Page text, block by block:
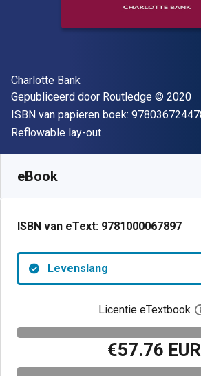
Auteur(s)
Charlotte Bank
Uitgever
Gepubliceerd door Routledge Copyright
© 2020
ISBN van papieren boek:
Indeling
Reflowable lay-out
eBook
ISBN van eText: 9781000067897
Levenslang
Licentie eTextbook
€57.76 EUR